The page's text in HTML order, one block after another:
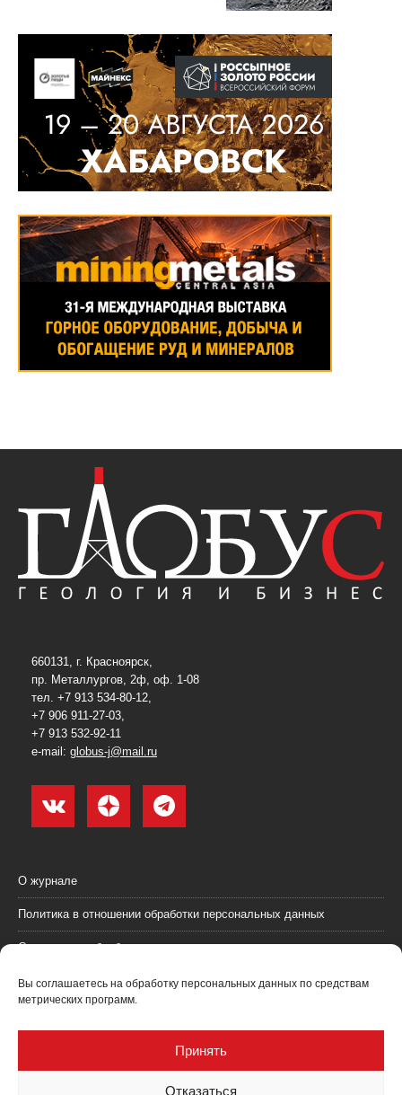
Вы соглашаетесь на обработку персональных данных по средствам
метрических программ.
Принять
Отказаться
660131, г. Красноярск,
пр. Металлургов, 2ф, оф. 1-08
тел. +7 913 534-80-12,
+7 906 911-27-03,
+7 913 532-92-11
e-mail: globus-j@mail.ru
О журнале
Политика в отношении обработки персональных данных
Согласие на обработку персональных данных
Пользовательское соглашение (оферта)